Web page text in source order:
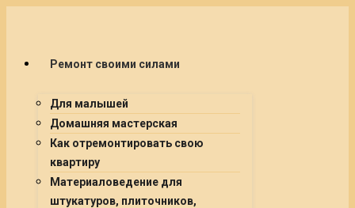
Ремонт своими силами
Для малышей
Домашняя мастерская
Как отремонтировать свою
квартиру
Материаловедение для
штукатуров, плиточников,